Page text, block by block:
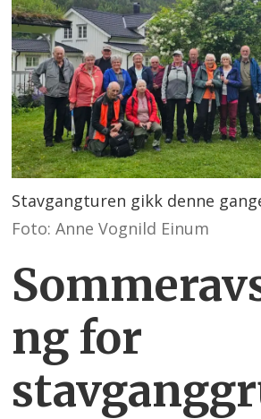
Stavgangturen gikk denne
Foto: Anne Vognild Einum
ng for